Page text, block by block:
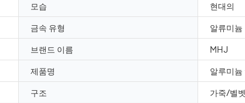
모습 현대의
금속 유형 알류미늄
브랜드 이름 MHJ
제품명 알루미늄
구조 가죽/벨